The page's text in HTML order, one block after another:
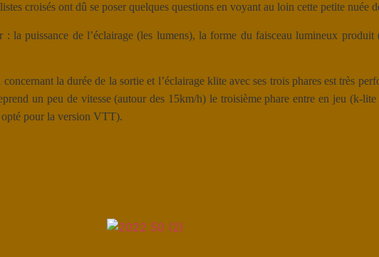
croisés ont dû se poser quelques questions en voyant au loin cette petite nuée
: la puissance de l’éclairage (les lumens), la forme du faisceau lumineux
la durée de la sortie et l’éclairage klite avec ses trois phares est très
un peu de vitesse (autour des 15km/h) le troisième phare entre en jeu (k-
opté pour la version VTT).